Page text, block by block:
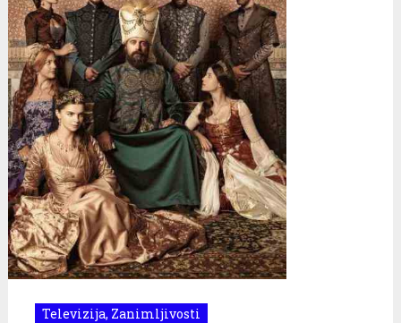
Televizija, Zanimljivosti